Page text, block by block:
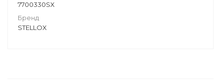
7700330SX
Бренд
STELLOX